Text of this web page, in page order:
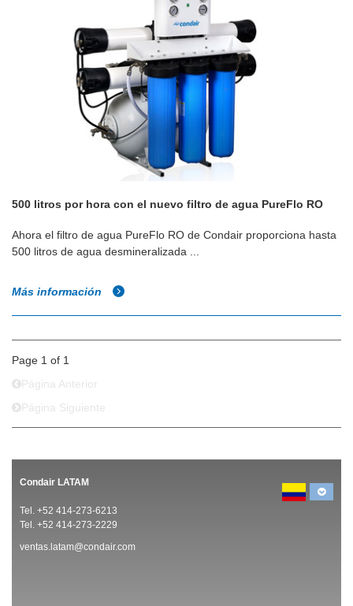
500 litros por hora con el nuevo filtro de agua PureFlo RO
Ahora el filtro de agua PureFlo RO de Condair proporciona hasta
500 litros de agua desmineralizada ...
Más información
Page 1 of 1
Página Anterior
Página Siguiente
Condair LATAM
Tel. +52 414-273-6213
Tel. +52 414-273-2229
ventas.latam@condair.com